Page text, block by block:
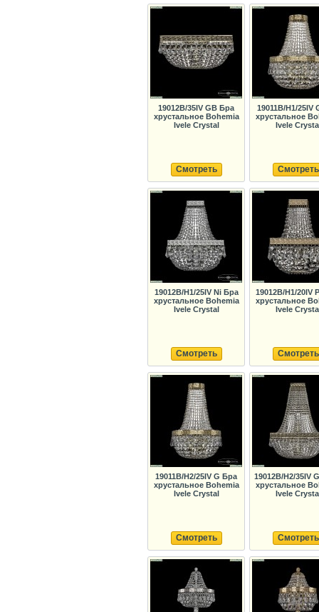
19012B/35IV GB Бра
хрустальное Bohemia
Ivele Crystal
Смотреть
19011B/H1/25IV
хрустальное
Ivele
Смотреть
19012B/H1/25IV Ni Бра
хрустальное Bohemia
Ivele Crystal
Смотреть
19012B/H1/20IV
хрустальное
Ivele
Смотреть
19011B/H2/25IV G Бра
хрустальное Bohemia
Ivele Crystal
Смотреть
19012B/H2/35IV
хрустальное
Ivele
Смотреть